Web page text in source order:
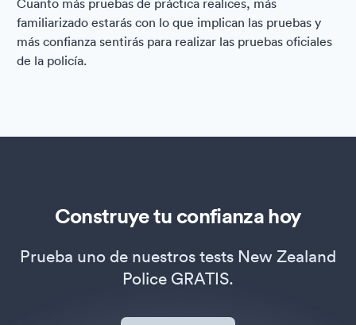
Cuanto más pruebas de práctica realices, más
familiarizado estarás con lo que implican las pruebas y
más confianza sentirás para realizar las pruebas oficiales
de la policía.
Construye tu confianza hoy
Prueba uno de nuestros tests New Zealand
Police GRATIS.